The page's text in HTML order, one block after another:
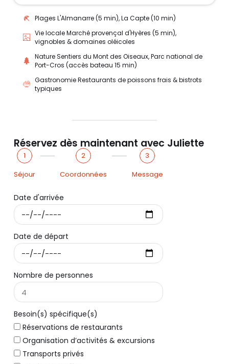
Plages L'Almanarre (5 min), La Capte (10 min)
Vie locale Marché provençal d'Hyères (5 min),
vignobles & domaines oléicoles
Nature Sentiers du Mont des Oiseaux, Parc national de
Port-Cros (accès bateau 15 min)
Gastronomie Restaurants de poissons frais & bistrots
typiques
Réservez dès maintenant avec Juliette
1
Séjour
2
Coordonnées
3
Message
Date d'arrivée
Date de départ
Nombre de personnes
Besoin(s) spécifique(s)
Réservations de restaurants
Organisation d’activités & excursions
Transports privés